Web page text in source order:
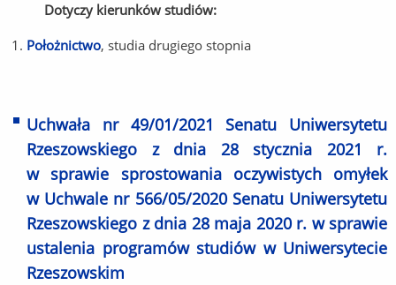
Dotyczy kierunków studiów:
Położnictwo, studia drugiego stopnia
Uchwała nr 49/01/2021 Senatu Uniwersytetu
Rzeszowskiego z dnia 28 stycznia 2021 r.
w sprawie sprostowania oczywistych omyłek
w Uchwale nr 566/05/2020 Senatu Uniwersytetu
Rzeszowskiego z dnia 28 maja 2020 r. w sprawie
ustalenia programów studiów w Uniwersytecie
Rzeszowskim